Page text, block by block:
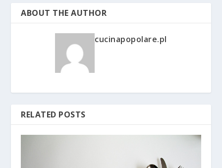
ABOUT THE AUTHOR
cucinapopolare.pl
RELATED POSTS